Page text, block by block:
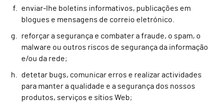
enviar-lhe boletins informativos, publicações em
blogues e mensagens de correio eletrónico.
reforçar a segurança e combater a fraude, o spam, o
malware ou outros riscos de segurança da informação
e/ou da rede;
detetar bugs, comunicar erros e realizar actividades
para manter a qualidade e a segurança dos nossos
produtos, serviços e sítios Web;